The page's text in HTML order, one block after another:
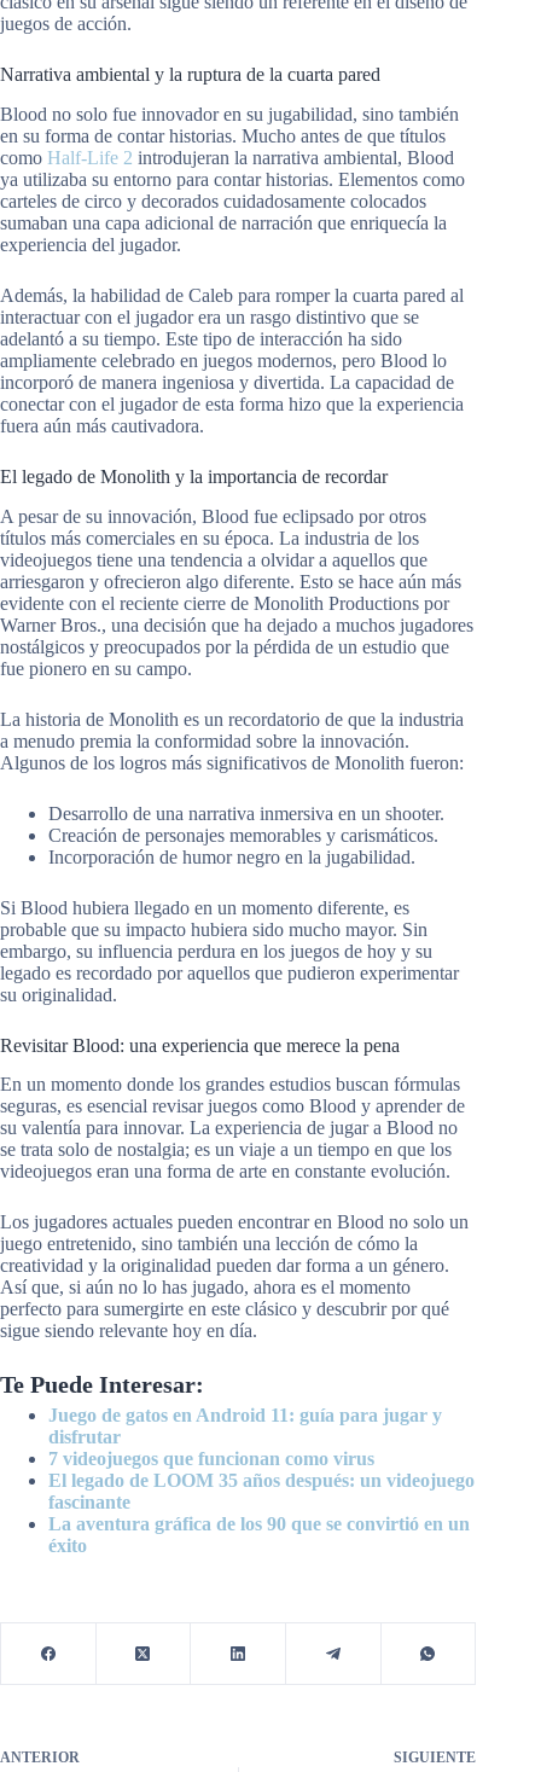
juegos de acción.
Narrativa ambiental y la ruptura de la cuarta pared
Blood no solo fue innovador en su jugabilidad, sino también
en su forma de contar historias. Mucho antes de que títulos
como Half-Life 2 introdujeran la narrativa ambiental, Blood
ya utilizaba su entorno para contar historias. Elementos como
carteles de circo y decorados cuidadosamente colocados
sumaban una capa adicional de narración que enriquecía la
experiencia del jugador.
Además, la habilidad de Caleb para romper la cuarta pared al
interactuar con el jugador era un rasgo distintivo que se
adelantó a su tiempo. Este tipo de interacción ha sido
ampliamente celebrado en juegos modernos, pero Blood lo
incorporó de manera ingeniosa y divertida. La capacidad de
conectar con el jugador de esta forma hizo que la experiencia
fuera aún más cautivadora.
El legado de Monolith y la importancia de recordar
A pesar de su innovación, Blood fue eclipsado por otros
títulos más comerciales en su época. La industria de los
videojuegos tiene una tendencia a olvidar a aquellos que
arriesgaron y ofrecieron algo diferente. Esto se hace aún más
evidente con el reciente cierre de Monolith Productions por
Warner Bros., una decisión que ha dejado a muchos jugadores
nostálgicos y preocupados por la pérdida de un estudio que
fue pionero en su campo.
La historia de Monolith es un recordatorio de que la industria
a menudo premia la conformidad sobre la innovación.
Algunos de los logros más significativos de Monolith fueron:
Desarrollo de una narrativa inmersiva en un shooter.
Creación de personajes memorables y carismáticos.
Incorporación de humor negro en la jugabilidad.
Si Blood hubiera llegado en un momento diferente, es
probable que su impacto hubiera sido mucho mayor. Sin
embargo, su influencia perdura en los juegos de hoy y su
legado es recordado por aquellos que pudieron experimentar
su originalidad.
Revisitar Blood: una experiencia que merece la pena
En un momento donde los grandes estudios buscan fórmulas
seguras, es esencial revisar juegos como Blood y aprender de
su valentía para innovar. La experiencia de jugar a Blood no
se trata solo de nostalgia; es un viaje a un tiempo en que los
videojuegos eran una forma de arte en constante evolución.
Los jugadores actuales pueden encontrar en Blood no solo un
juego entretenido, sino también una lección de cómo la
creatividad y la originalidad pueden dar forma a un género.
Así que, si aún no lo has jugado, ahora es el momento
perfecto para sumergirte en este clásico y descubrir por qué
sigue siendo relevante hoy en día.
Te Puede Interesar:
Juego de gatos en Android 11: guía para jugar y
disfrutar
7 videojuegos que funcionan como virus
El legado de LOOM 35 años después: un videojuego
fascinante
La aventura gráfica de los 90 que se convirtió en un
éxito
ANTERIOR SIGUIENTE